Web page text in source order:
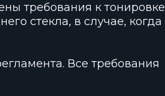
требования к тонировке
стекла, в случае, когда
Все требования